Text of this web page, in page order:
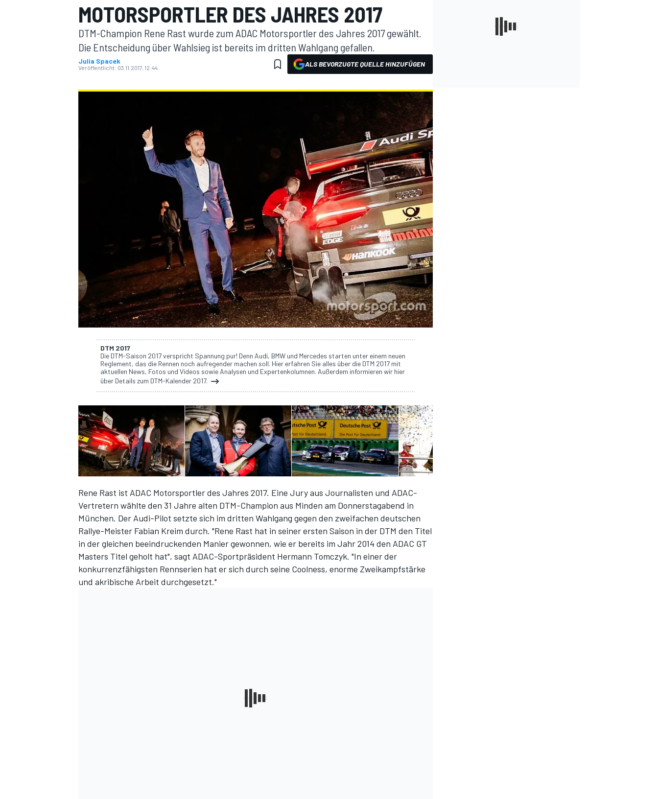
DTM
MOTORSPORTLER DES JAHRES 2017
DTM-Champion Rene Rast wurde zum ADAC Motorsportler des Jahres 2017 gewählt.
Die Entscheidung über Wahlsieg ist bereits im dritten Wahlgang gefallen.
Julia Spacek
Veröffentlicht: 03.11.2017, 12:44 ALS BEVORZUGTE QUELLE HINZUFÜGEN
DTM 2017
Die DTM-Saison 2017 verspricht Spannung pur! Denn Audi, BMW und Mercedes starten unter einem neuen
Reglement, das die Rennen noch aufregender machen soll. Hier erfahren Sie alles über die DTM 2017 mit
aktuellen News, Fotos und Videos sowie Analysen und Expertenkolumnen. Außerdem informieren wir hier
über Details zum DTM-Kalender 2017.
Rene Rast ist ADAC Motorsportler des Jahres 2017. Eine Jury aus Journalisten und ADAC-
Vertretern wählte den 31 Jahre alten DTM-Champion aus Minden am Donnerstagabend in
München. Der Audi-Pilot setzte sich im dritten Wahlgang gegen den zweifachen deutschen
Rallye-Meister Fabian Kreim durch. "Rene Rast hat in seiner ersten Saison in der DTM den Titel
in der gleichen beeindruckenden Manier gewonnen, wie er bereits im Jahr 2014 den ADAC GT
Masters Titel geholt hat", sagt ADAC-Sportpräsident Hermann Tomczyk. "In einer der
konkurrenzfähigsten Rennserien hat er sich durch seine Coolness, enorme Zweikampfstärke
und akribische Arbeit durchgesetzt."